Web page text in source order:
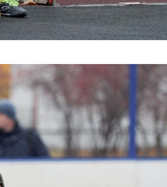
Нажимая кнопку «Отправить», вы
Отправленная заявка попадает в базу
«Авангард»
В случае положительного ответа с законным
свяжутся по указанному в заявке номеру!
Отправить